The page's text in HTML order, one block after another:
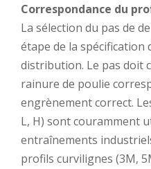
Correspondance du
La sélection du pas de
étape de la spécification
distribution. Le pas doit
rainure de poulie
engrènement correct.
L, H) sont couramment
entraînements
profils curvilignes (3M,